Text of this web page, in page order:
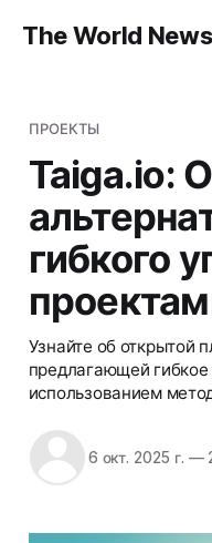
The World News
ПРОЕКТЫ
Taiga.io:
гибкого
Узнайте об открытой
предлагающей
использованием
6 окт. 2025 г. —